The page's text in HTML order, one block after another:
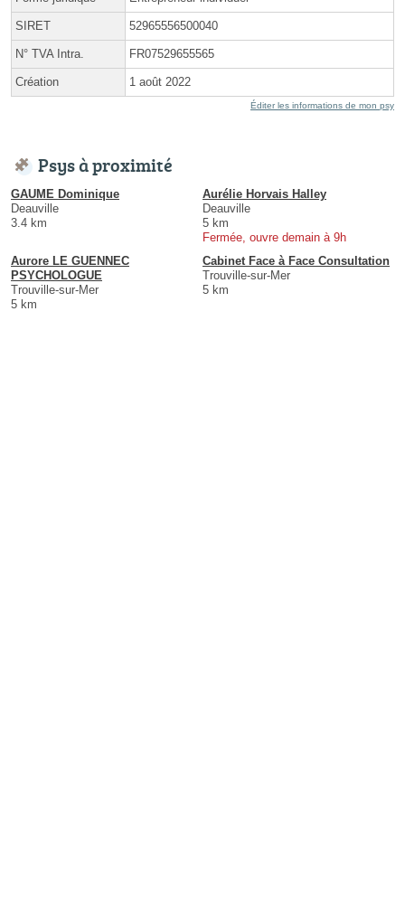
SIRET 52965556500040
N° TVA Intra. FR07529655565
Création 1 août 2022
Éditer les informations de mon psy
Psys à proximité
GAUME Dominique
Deauville
3.4 km
Aurélie Horvais Halley
Deauville
5 km
Fermée, ouvre demain à 9h
Aurore LE GUENNEC
PSYCHOLOGUE
Trouville-sur-Mer
5 km
Cabinet Face à Face Consultation
Trouville-sur-Mer
5 km